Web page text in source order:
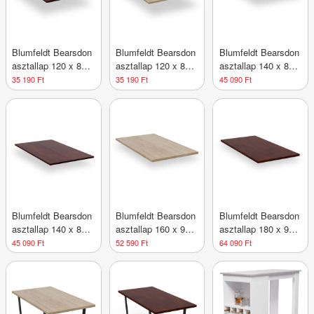
Blumfeldt Bearsdon
asztallap 120 x 80
cm konyhához és
étkezőhöz,
35 190 Ft
Blumfeldt Bearsdon
asztallap 120 x 80
cm konyhához és
étkezőhöz, Tartós
35 190 Ft
Blumfeldt Bearsdon
asztallap 140 x 80
cm konyhába és
étkezőbe,
45 090 Ft
Blumfeldt Bearsdon
asztallap 140 x 80
cm konyhához és
étkezőhöz, Tartós
45 090 Ft
Blumfeldt Bearsdon
asztallap 160 x 90
cm konyhához és
étkezőhöz,
52 590 Ft
Blumfeldt Bearsdon
asztallap 180 x 90
cm konyhához és
étkezőhöz, Tartós
rétegelt fa
64 090 Ft